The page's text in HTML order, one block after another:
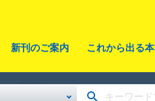
新刊のご案内 これから出る本